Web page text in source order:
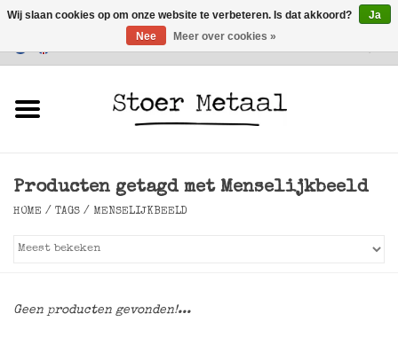
Klantenservice
Verlichting
Producten getagd met Menselijkbeeld
HOME / TAGS / MENSELIJKBEELD
Geen producten gevonden!...
Wij slaan cookies op om onze website te verbeteren. Is dat akkoord?
Ja
Nee
Meer over cookies »